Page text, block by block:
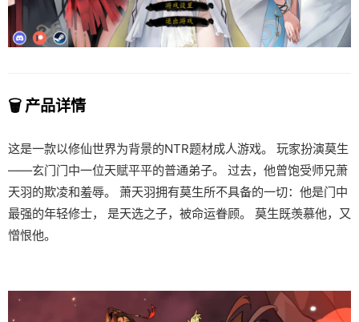
🗑️ 产品详情
这是一款以修仙世界为背景的NTR题材成人游戏。 玩家扮演莫生
——玄门门中一位天赋平平的普通弟子。 过去，他曾饱受师兄萧
天羽的欺凌和羞辱。 萧天羽拥有莫生所不具备的一切：他是门中
最强的年轻修士， 是天选之子，被命运眷顾。 莫生既羡慕他，又
憎恨他。